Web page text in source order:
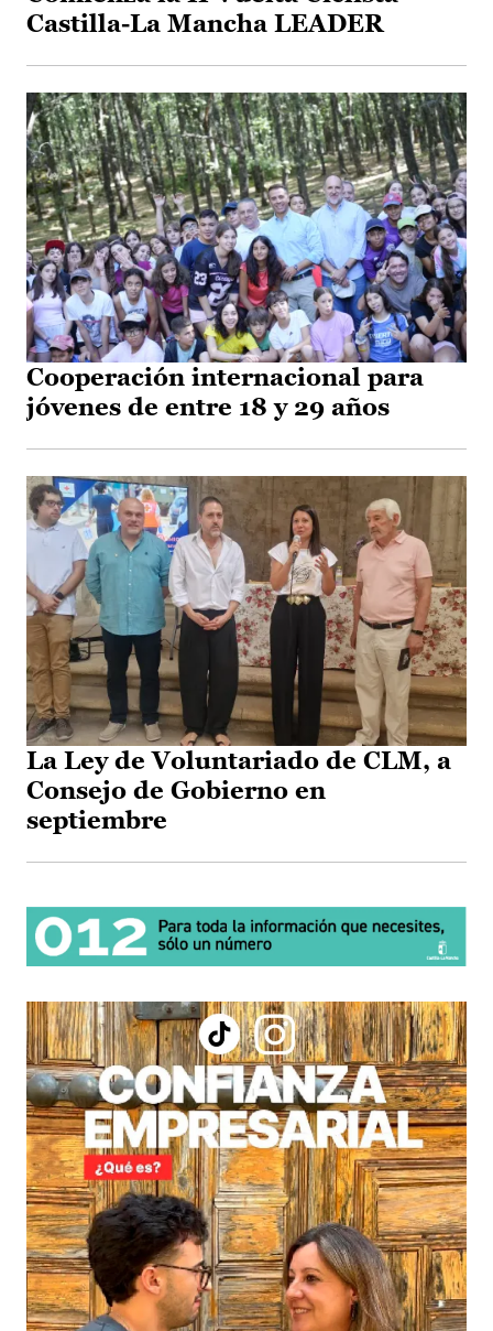
Castilla-La Mancha LEADER
Cooperación internacional para
jóvenes de entre 18 y 29 años
La Ley de Voluntariado de CLM, a
Consejo de Gobierno en
septiembre